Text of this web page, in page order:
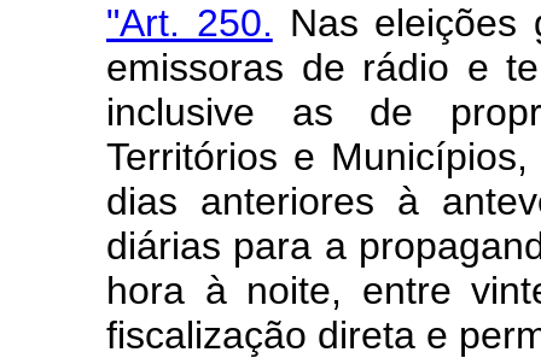
"Art. 250. Nas eleições
emissoras de rádio e
inclusive as de
Territórios e
dias anteriores à
diárias para a
hora à noite, entre
fiscalização direta e